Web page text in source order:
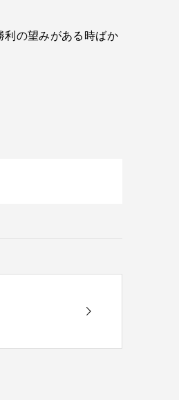
利の望みがある時ばか